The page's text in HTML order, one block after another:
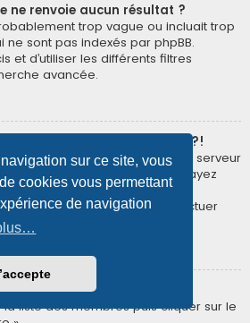
sur ce site, vous
cookies vous permettant
de navigation
ne renvoie aucun résultat ?
trop vague ou incluait trop
sont pas indexés par phpBB.
et d’utiliser les différents filtres
avancée.
renvoie à une page blanche ?!
trop de résultats pour que le serveur
la recherche avancée et essayez
termes employés et dans la
lesquels vous souhaitez effectuer
des membres ?
liste des membres puis cliquer sur le